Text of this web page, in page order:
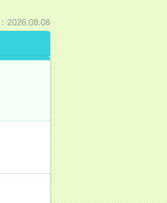
2026.08.08